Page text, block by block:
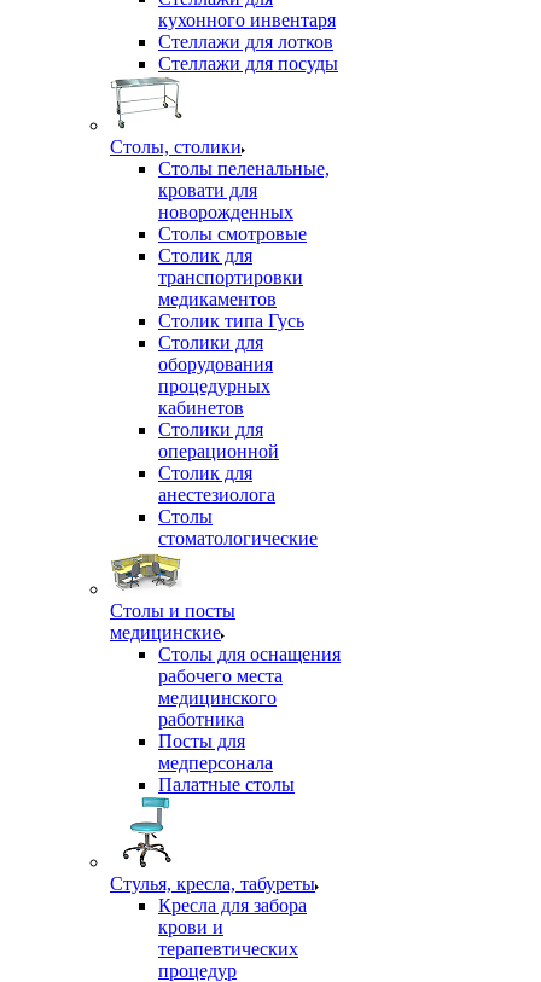
кухонного инвентаря
Стеллажи для лотков
Стеллажи для посуды
Столы, столики
Столы пеленальные,
кровати для
новорожденных
Столы смотровые
Столик для
транспортировки
медикаментов
Столик типа Гусь
Столики для
оборудования
процедурных
кабинетов
Столики для
операционной
Столик для
анестезиолога
Столы
стоматологические
Столы и посты
медицинские
Столы для оснащения
рабочего места
медицинского
работника
Посты для
медперсонала
Палатные столы
Стулья, кресла, табуреты
Кресла для забора
крови и
терапевтических
процедур